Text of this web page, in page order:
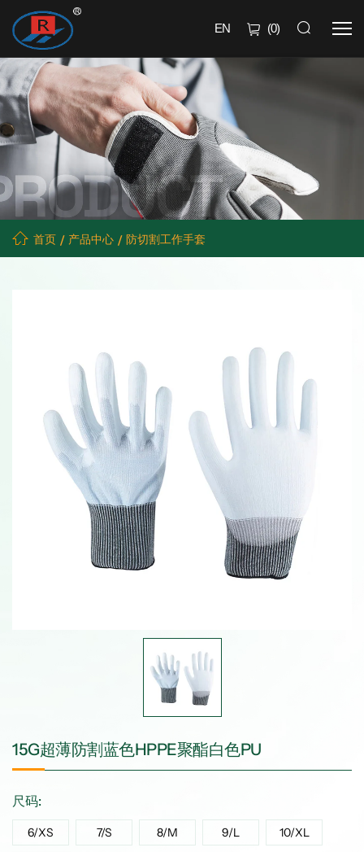
EN (0)
首页 产品中心 防切割工作手套
15G超薄防割蓝色HPPE聚酯白色PU
尺码:
6/XS 7/S 8/M 9/L 10/XL